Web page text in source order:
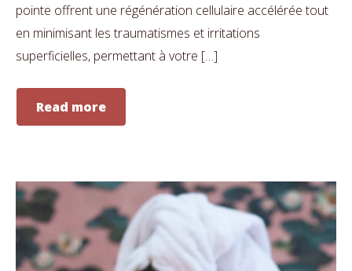
pointe offrent une régénération cellulaire accélérée tout
en minimisant les traumatismes et irritations
superficielles, permettant à votre […]
Read more